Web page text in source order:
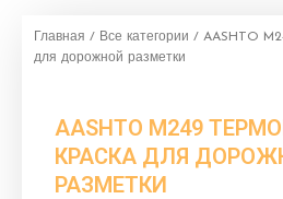
Главная / Все категории / AASHTO
для дорожной разметки
AASHTO M249
КРАСКА ДЛЯ
РАЗМЕТКИ